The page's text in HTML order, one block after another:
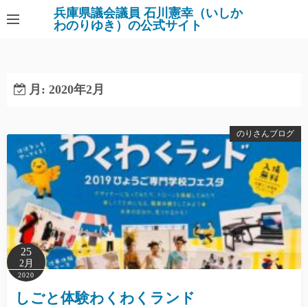
ン
キ
プ
兵庫県議会議員 石川憲幸（いしか
わのりゆき）の公式サイト
月: 2020年2月
のりさんブログ
25
2月
2020
しごと体験わくわくランド